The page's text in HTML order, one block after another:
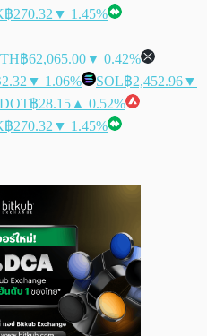
฿270.32 ▼ 1.45%
฿62,065.00▼ 0.42%
▼ 1.06% SOL฿2,452.96▼
DOT฿28.15 ▲ 0.52%
฿270.32 ▼ 1.45%